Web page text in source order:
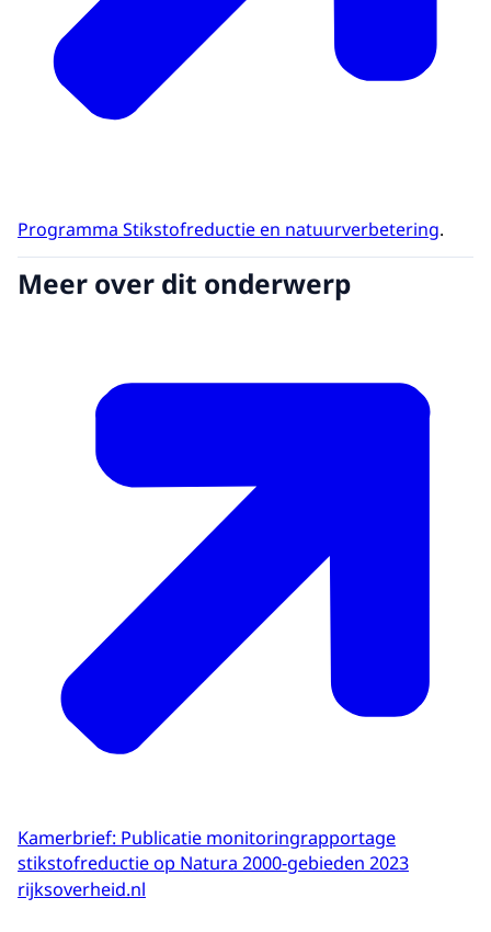
Programma Stikstofreductie en natuurverbetering.
Meer over dit onderwerp
Kamerbrief: Publicatie monitoringrapportage
stikstofreductie op Natura 2000-gebieden 2023
rijksoverheid.nl